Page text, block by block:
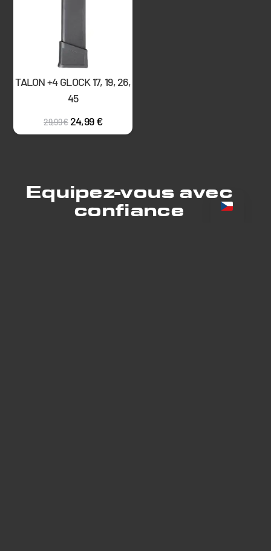
TALON +4 GLOCK 17, 19, 26,
45
29,99€ 24,99€
Equipez-vous avec
confiance